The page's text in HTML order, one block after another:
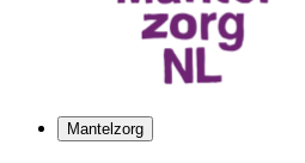
Mantelzorg